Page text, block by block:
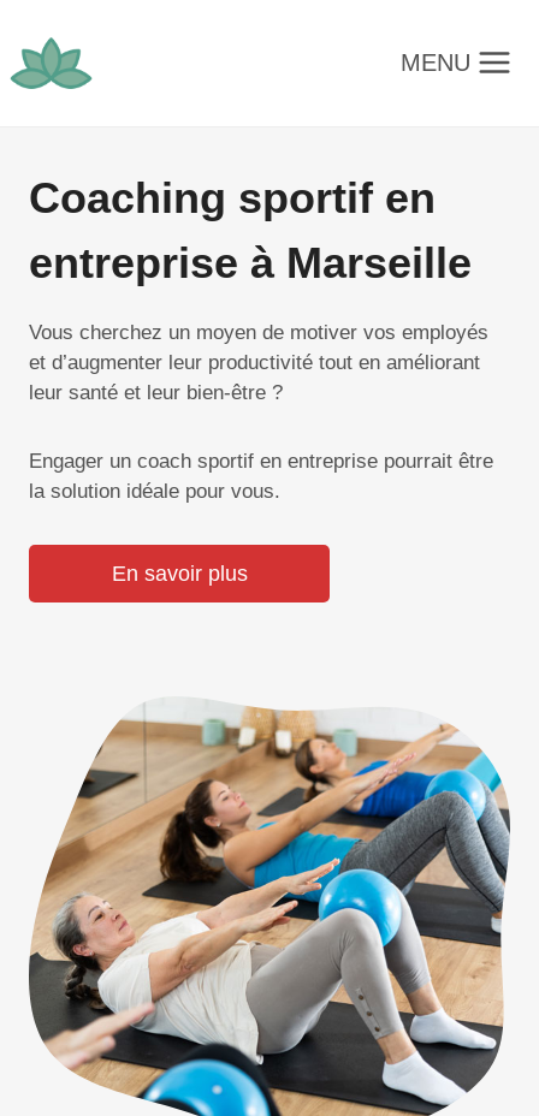
contenu
MENU
Coaching sportif en
entreprise à Marseille
Vous cherchez un moyen de motiver vos employés
et d’augmenter leur productivité tout en améliorant
leur santé et leur bien-être ?
Engager un coach sportif en entreprise pourrait être
la solution idéale pour vous.
En savoir plus